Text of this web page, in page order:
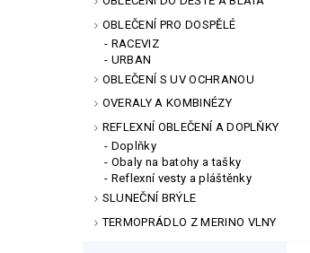
OBLEČENÍ PRO DOSPĚLÉ
RACEVIZ
URBAN
OBLEČENÍ S UV OCHRANOU
OVERALY A KOMBINÉZY
REFLEXNÍ OBLEČENÍ A DOPLŇKY
Doplňky
Obaly na batohy a tašky
Reflexní vesty a pláštěnky
SLUNEČNÍ BRÝLE
TERMOPRÁDLO Z MERINO VLNY